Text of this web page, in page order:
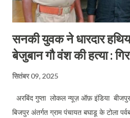
सनकी युवक ने धारदार
बेजुबान गौ वंश की हत्या :
सितंबर 09, 2025
अरबिंद गुप्ता लोकल न्यूज़ ऑफ़ इंडिया
बिजपुर अंतर्गत ग्राम पंचायत बघाडू के टोला